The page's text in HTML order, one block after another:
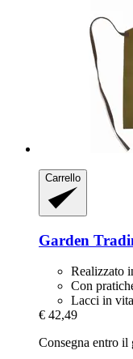
Carrello
Garden
Realizzato
Con
Lacci in
€ 42,49
Consegna entro il